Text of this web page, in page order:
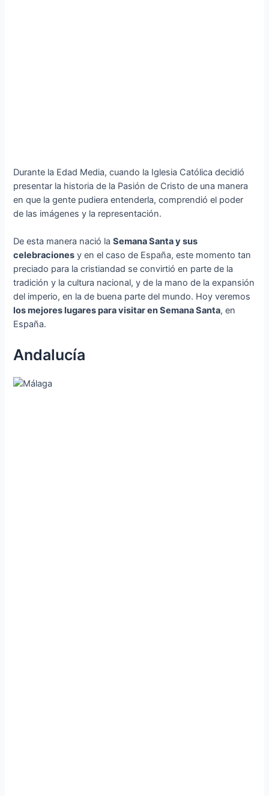
Durante la Edad Media, cuando la Iglesia Católica decidió
presentar la historia de la Pasión de Cristo de una manera
en que la gente pudiera entenderla, comprendió el poder
de las imágenes y la representación.
De esta manera nació laSemana Santa y sus
celebraciones y en el caso de España, este momento tan
preciado para la cristiandad se convirtió en parte de la
tradición y la cultura nacional, y de la mano de la expansión
del imperio, en la de buena parte del mundo. Hoy veremos
los mejores lugares para visitar en Semana Santa, en
España.
Andalucía